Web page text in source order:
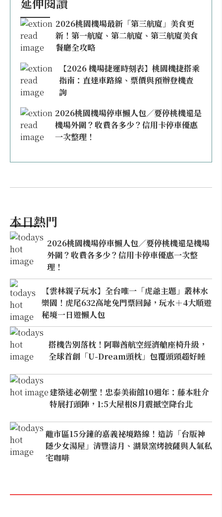
2026桃園機場最新「第三航廈」美食更
新！第一航廈、第二航廈、第三航廈美食
餐廳全攻略
【2026 機場捷運時刻表】桃園機捷搭乘
指南：直達車路線、票價與預辦登機查
詢
2026桃園機場停車懶人包／要停桃機還是
機場外圍？收費各多少？信用卡停車優惠
一次整理！
本日熱門
2026桃園機場停車懶人包／要停桃機還是機場
外圍？收費各多少？信用卡停車優惠一次整
理！
【雲林親子玩水】全台唯一「虎爺主題」叢林水
樂園！虎尾632高地免門票回歸，玩水＋4大順遊
秘境一日遊懶人包
搭機告別落枕！阿聯酋航空經濟艙座椅升級，
全球首創「U-Dream頭枕」包覆頭頸超好睡
建築迷必朝聖！忠泰美術館10週年：藤本壯介
特展打頭陣，1:5大屋根8月震撼空降台北
離市區15分鐘的嘉義祕境路線！造訪「台版神
隱少女湯屋」清豐濤月、湖景窯烤披薩與人氣私
宅咖啡